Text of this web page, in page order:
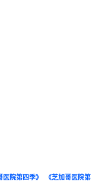
医院第四季》
《芝加哥医院第